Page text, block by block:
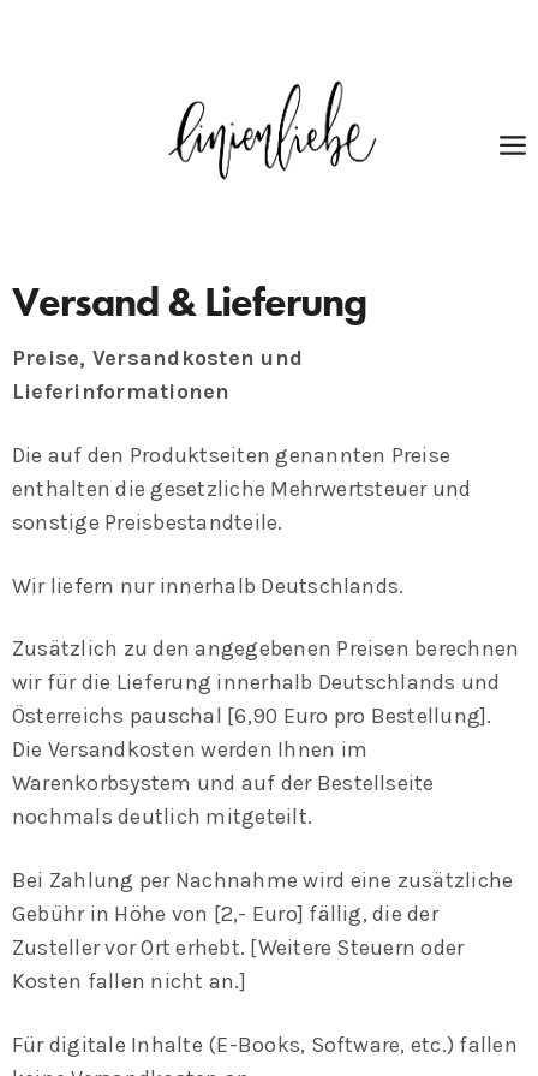
Versand & Lieferung
Preise, Versandkosten und
Lieferinformationen
Die auf den Produktseiten genannten Preise
enthalten die gesetzliche Mehrwertsteuer und
sonstige Preisbestandteile.
Wir liefern nur innerhalb Deutschlands.
Zusätzlich zu den angegebenen Preisen berechnen
wir für die Lieferung innerhalb Deutschlands und
Österreichs pauschal [6,90 Euro pro Bestellung].
Die Versandkosten werden Ihnen im
Warenkorbsystem und auf der Bestellseite
nochmals deutlich mitgeteilt.
Bei Zahlung per Nachnahme wird eine zusätzliche
Gebühr in Höhe von [2,- Euro] fällig, die der
Zusteller vor Ort erhebt. [Weitere Steuern oder
Kosten fallen nicht an.]
Für digitale Inhalte (E-Books, Software, etc.) fallen